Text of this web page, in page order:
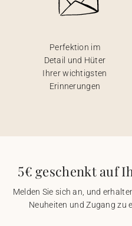
Perfektion im
Detail und Hüter
Ihrer wichtigsten
Erinnerungen
5€ geschenkt auf
Melden Sie sich an, und
Neuheiten und Zugang zu